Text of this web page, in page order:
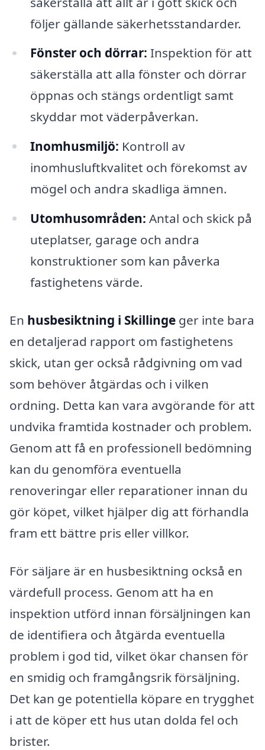
följer gällande säkerhetsstandarder.
Fönster och dörrar: Inspektion för att
säkerställa att alla fönster och dörrar
öppnas och stängs ordentligt samt
skyddar mot väderpåverkan.
Inomhusmiljö: Kontroll av
inomhusluftkvalitet och förekomst av
mögel och andra skadliga ämnen.
Utomhusområden: Antal och skick på
uteplatser, garage och andra
konstruktioner som kan påverka
fastighetens värde.
En husbesiktning i Skillinge ger inte bara
en detaljerad rapport om fastighetens
skick, utan ger också rådgivning om vad
som behöver åtgärdas och i vilken
ordning. Detta kan vara avgörande för att
undvika framtida kostnader och problem.
Genom att få en professionell bedömning
kan du genomföra eventuella
renoveringar eller reparationer innan du
gör köpet, vilket hjälper dig att förhandla
fram ett bättre pris eller villkor.
För säljare är en husbesiktning också en
värdefull process. Genom att ha en
inspektion utförd innan försäljningen kan
de identifiera och åtgärda eventuella
problem i god tid, vilket ökar chansen för
en smidig och framgångsrik försäljning.
Det kan ge potentiella köpare en trygghet
i att de köper ett hus utan dolda fel och
brister.